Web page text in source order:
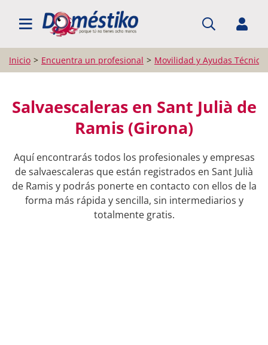
BUSCAR PROFESIONALES
Inicio Encuentra un profesional Movilidad y Ayudas
Salvaescaleras en Sant Julià de
Ramis (Girona)
Aquí encontrarás todos los profesionales y empresas
de salvaescaleras que están registrados en Sant Julià
de Ramis y podrás ponerte en contacto con ellos de la
forma más rápida y sencilla, sin intermediarios y
totalmente gratis.